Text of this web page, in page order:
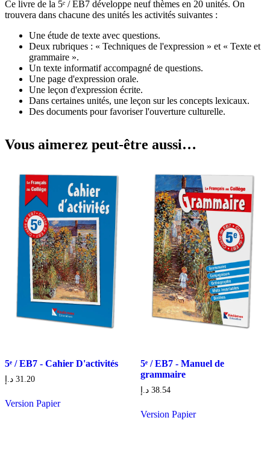
Ce livre de la 5ᵉ / EB7 développe neuf thèmes en 20 unités. On
trouvera dans chacune des unités les activités suivantes :
Une étude de texte avec questions.
Deux rubriques : « Techniques de l'expression » et « Texte et
grammaire ».
Un texte informatif accompagné de questions.
Une page d'expression orale.
Une leçon d'expression écrite.
Dans certaines unités, une leçon sur les concepts lexicaux.
Des documents pour favoriser l'ouverture culturelle.
Vous aimerez peut-être aussi…
5ᵉ / EB7 - Cahier D'activités
31.20 د.إ
Version Papier
5ᵉ / EB7 - Manuel de
grammaire
38.54 د.إ
Version Papier